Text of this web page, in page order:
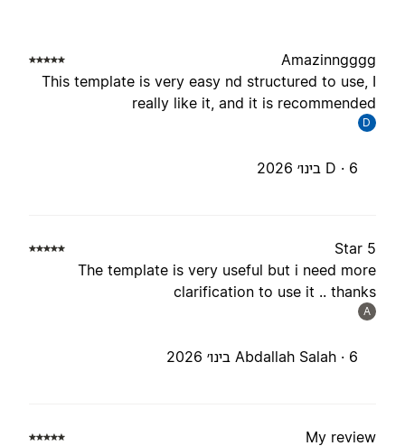
This template is very easy nd structured to use,
really like it, and it is
D ·
The template is very useful but i need
clarification to use it ..
Abdallah Salah ·
My